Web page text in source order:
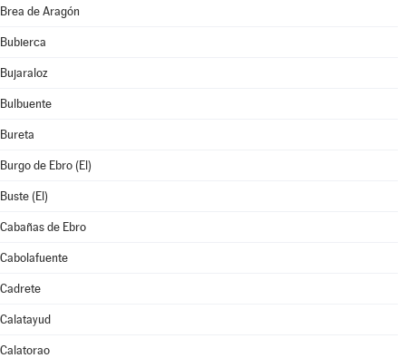
Brea de Aragón
Bubierca
Bujaraloz
Bulbuente
Bureta
Burgo de Ebro (El)
Buste (El)
Cabañas de Ebro
Cabolafuente
Cadrete
Calatayud
Calatorao